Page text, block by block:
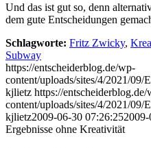
Und das ist gut so, denn
dem gute Entscheidungen
Schlagworte: Fritz Zwicky,
Subway
https://entscheiderblog.de/wp-
content/uploads/sites/4/2021/
kjlietz https://entscheiderblog.de/
content/uploads/sites/4/2021/
kjlietz2009-06-30 07:26:25
Ergebnisse ohne Kreativität